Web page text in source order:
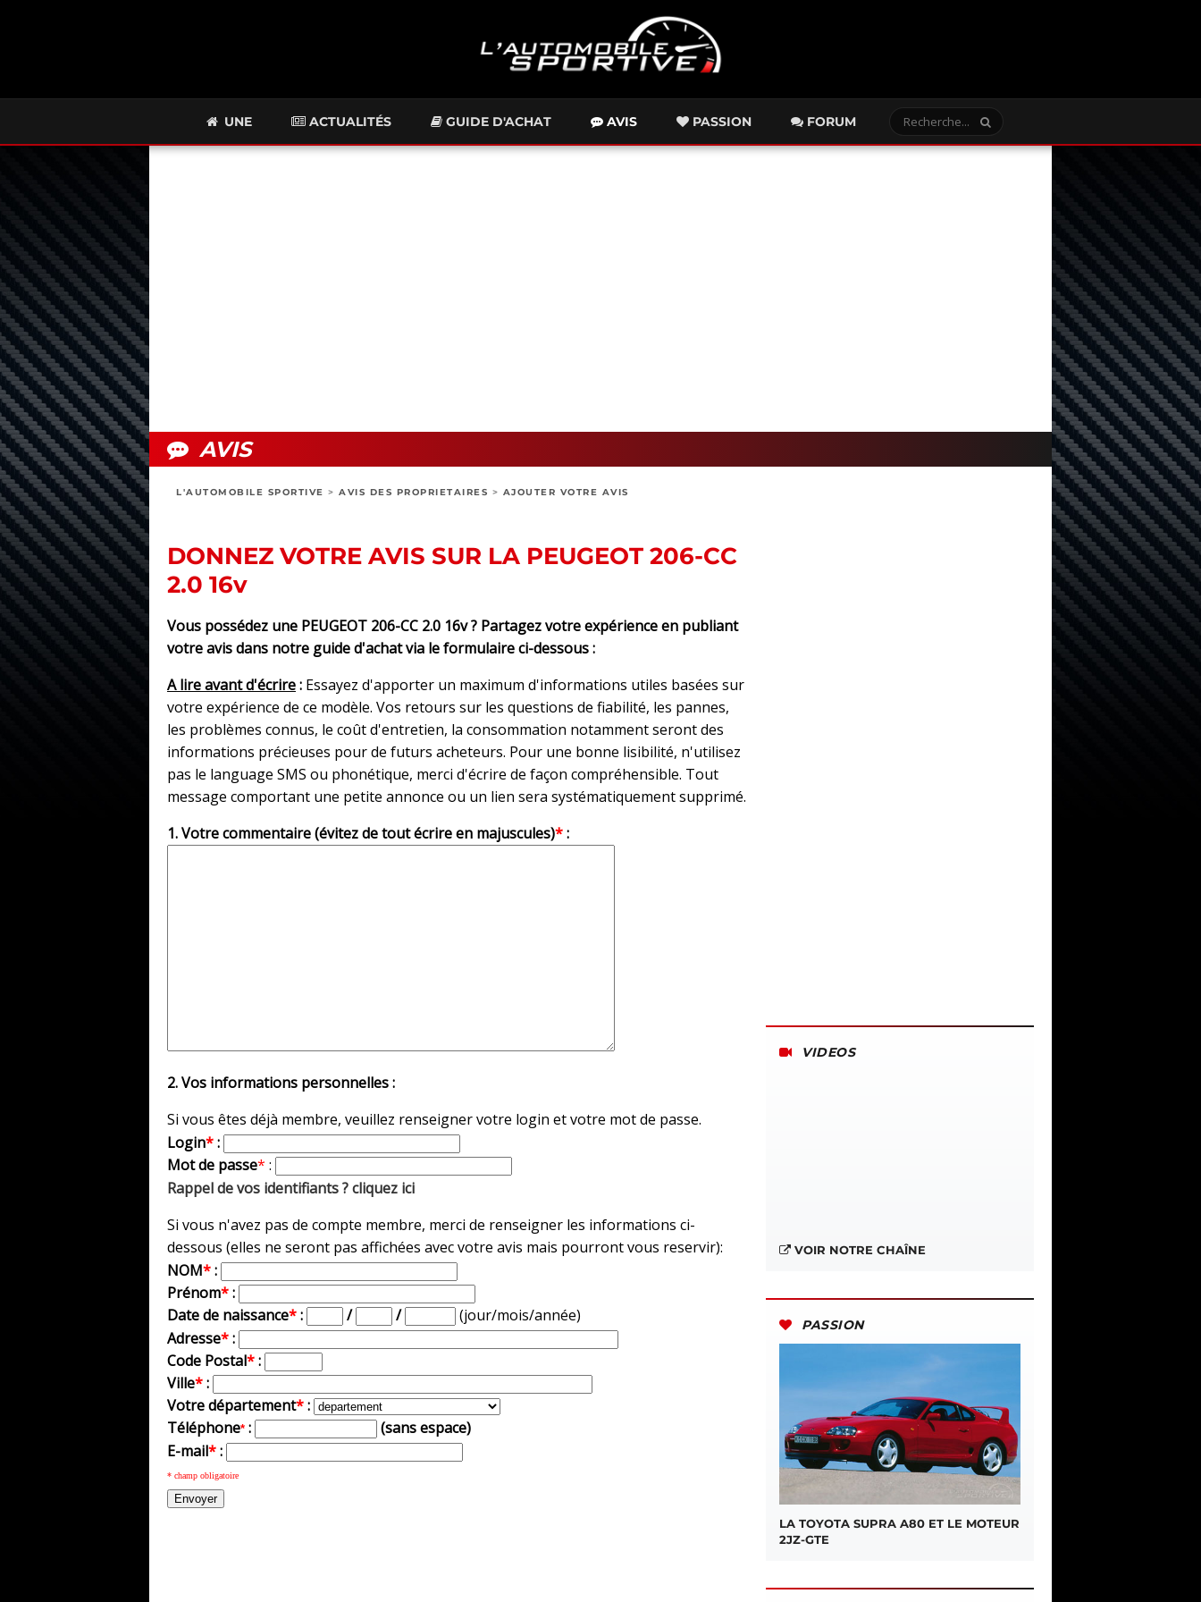
UNE ACTUALITÉS GUIDE D'ACHAT AVIS PASSION FORUM
AVIS
L'AUTOMOBILE SPORTIVE > AVIS DES PROPRIETAIRES > AJOUTER VOTRE AVIS
DONNEZ VOTRE AVIS SUR LA PEUGEOT 206-CC
2.0 16v
Vous possédez une PEUGEOT 206-CC 2.0 16v ? Partagez votre expérience en publiant
votre avis dans notre guide d'achat via le formulaire ci-dessous :
A lire avant d'écrire: Essayez d'apporter un maximum d'informations utiles basées sur
votre expérience de ce modèle. Vos retours sur les questions de fiabilité, les pannes,
les problèmes connus, le coût d'entretien, la consommation notamment seront des
informations précieuses pour de futurs acheteurs. Pour une bonne lisibilité, n'utilisez
pas le language SMS ou phonétique, merci d'écrire de façon compréhensible. Tout
message comportant une petite annonce ou un lien sera systématiquement supprimé.
1. Votre commentaire (évitez de tout écrire en majuscules)*:
2. Vos informations personnelles :
Si vous êtes déjà membre, veuillez renseigner votre login et votre mot de passe.
Login*:
Mot de passe* :
Rappel de vos identifiants ? cliquez ici
Si vous n'avez pas de compte membre, merci de renseigner les informations ci-
dessous (elles ne seront pas affichées avec votre avis mais pourront vous reservir):
NOM*:
Prénom*:
Date de naissance*: / /
(jour/mois/année)
Adresse*:
Code Postal*:
Ville*:
Votre département*:
Téléphone* :
(sans espace)
E-mail*:
* champ obligatoire
VIDEOS
VOIR NOTRE CHAÎNE
PASSION
LA TOYOTA SUPRA A80 ET LE MOTEUR
2JZ-GTE